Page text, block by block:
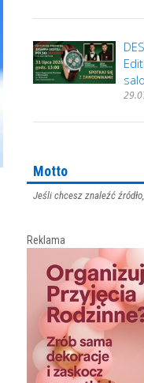
Motto
Jeśli chcesz znaleźć
Reklama